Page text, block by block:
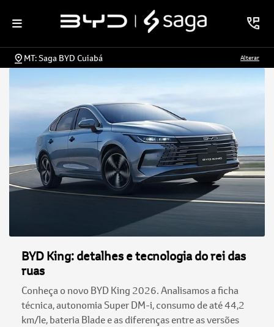
MT: Saga BYD Cuiabá Alterar
BYD King: detalhes e tecnologia do rei das
ruas
Conheça o novo BYD King 2026. Analisamos a ficha
técnica, autonomia Super DM-i, consumo de até 44,2
km/le, bateria Blade e as diferenças entre as versões